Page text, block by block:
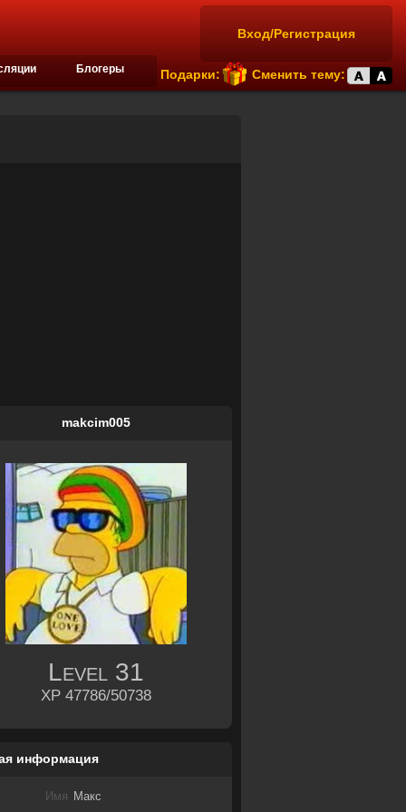
Вход/Регистрация
Подарки: Сменить тему:
Блогеры
makcim005
Level 31
XP 47786/50738
информация
Имя
Макс